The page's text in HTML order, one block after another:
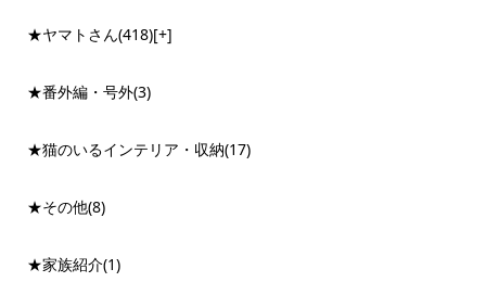
★ヤマトさん(418)[+]
★番外編・号外(3)
★猫のいるインテリア・収納(17)
★その他(8)
★家族紹介(1)